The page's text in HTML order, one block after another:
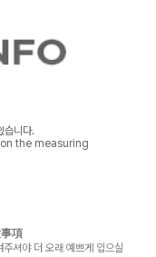
습니다.
the measuring
項
셔야 더 오래 예쁘게 입으실